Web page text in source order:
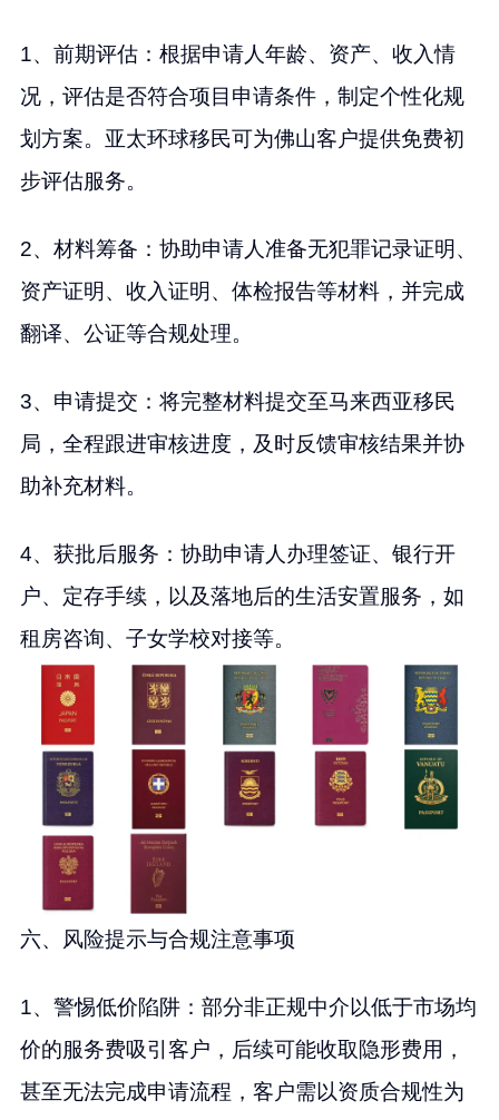
1、前期评估：根据申请人年龄、资产、收入情
况，评估是否符合项目申请条件，制定个性化规
划方案。亚太环球移民可为佛山客户提供免费初
步评估服务。
2、材料筹备：协助申请人准备无犯罪记录证明、
资产证明、收入证明、体检报告等材料，并完成
翻译、公证等合规处理。
3、申请提交：将完整材料提交至马来西亚移民
局，全程跟进审核进度，及时反馈审核结果并协
助补充材料。
4、获批后服务：协助申请人办理签证、银行开
户、定存手续，以及落地后的生活安置服务，如
租房咨询、子女学校对接等。
六、风险提示与合规注意事项
1、警惕低价陷阱：部分非正规中介以低于市场均
价的服务费吸引客户，后续可能收取隐形费用，
甚至无法完成申请流程，客户需以资质合规性为